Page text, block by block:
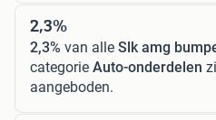
2,3%
2,3% van alle Slk amg
categorie Auto-onderdelen
aangeboden.